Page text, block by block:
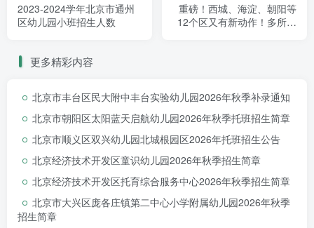
2023-2024学年北京市通州
区幼儿园小班招生人数
重磅！西城、海淀、朝阳等
12个区又有新动作！多所名
更多精彩内容
北京市丰台区民大附中丰台实验幼儿园2026年秋季补录通知
北京市朝阳区太阳蓝天启航幼儿园2026年秋季托班招生简章
北京市顺义区双兴幼儿园北城根园区2026年托班招生公告
北京经济技术开发区童识幼儿园2026年秋季招生简章
北京经济技术开发区托育综合服务中心2026年秋季招生简章
北京市大兴区庞各庄镇第二中心小学附属幼儿园2026年秋季
招生简章